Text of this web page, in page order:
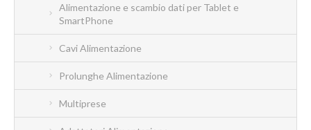
Alimentazione e scambio dati per Tablet e
SmartPhone
Cavi Alimentazione
Prolunghe Alimentazione
Multiprese